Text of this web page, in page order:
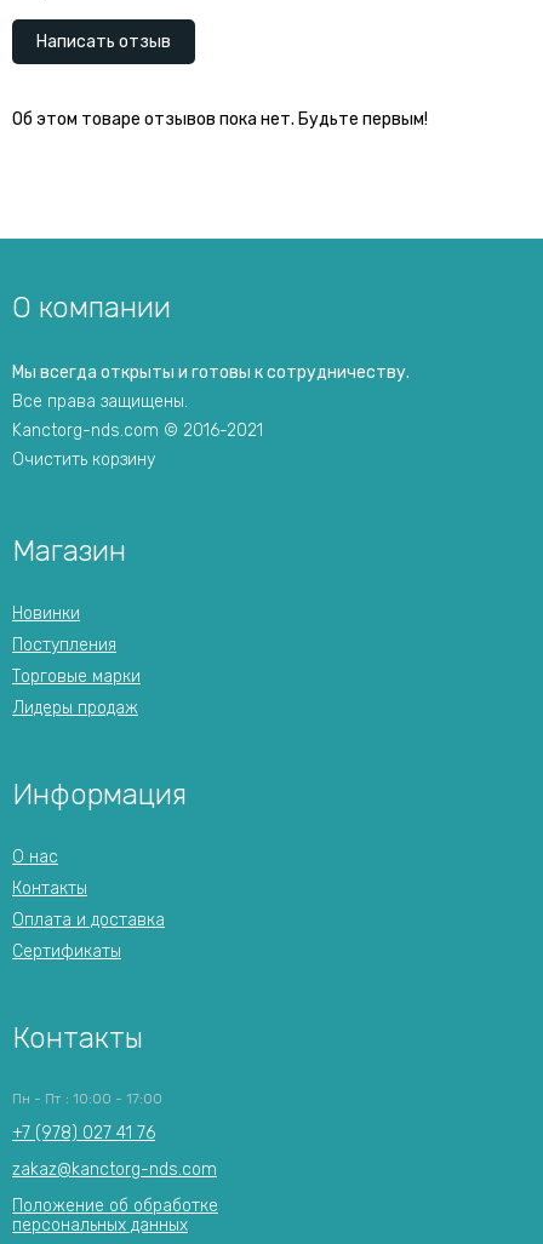
Написать отзыв
Об этом товаре отзывов пока нет. Будьте первым!
О компании
Мы всегда открыты и готовы к сотрудничеству.
Все права защищены.
Kanctorg-nds.com © 2016-2021
Очистить корзину
Магазин
Новинки
Поступления
Торговые марки
Лидеры продаж
Информация
О нас
Контакты
Оплата и доставка
Сертификаты
Контакты
Пн - Пт : 10:00 - 17:00
+7 (978) 027 41 76
zakaz@kanctorg-nds.com
Положение об обработке
персональных данных